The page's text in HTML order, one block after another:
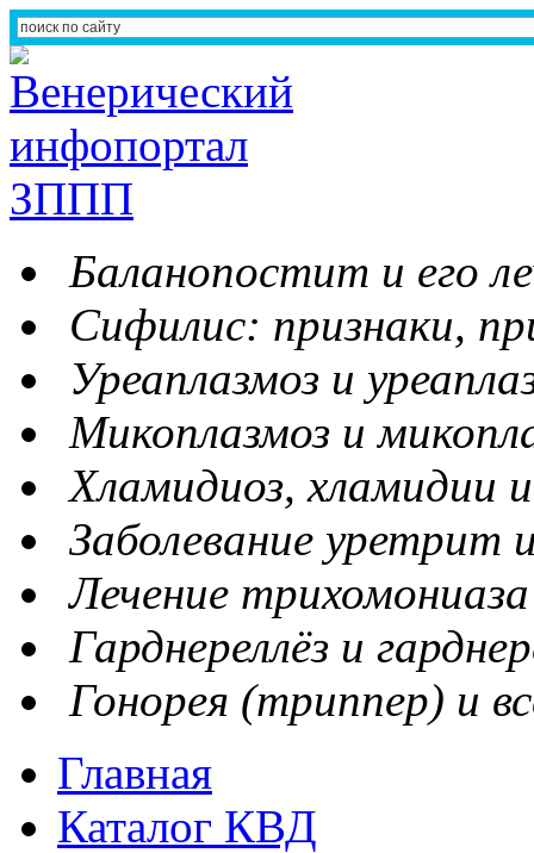
Баланопостит и его
Сифилис: признаки,
Уреаплазмоз и
Микоплазмоз и
Хламидиоз, хламидии
Заболевание уретрит
Лечение
Гарднереллёз и
Гонорея (триппер) и
Главная
Каталог КВД